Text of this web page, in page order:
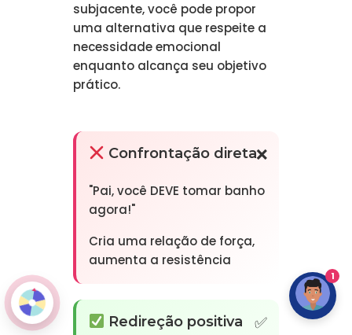
subjacente, você pode propor
uma alternativa que respeite a
necessidade emocional
enquanto alcança seu objetivo
prático.
Confrontação direta
"Pai, você DEVE tomar banho
agora!"
Cria uma relação de força,
aumenta a resistência
Redireção positiva
1